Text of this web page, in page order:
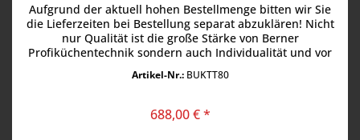
Aufgrund der aktuell hohen Bestellmenge bitten wir Sie
die Lieferzeiten bei Bestellung separat abzuklären! Nicht
nur Qualität ist die große Stärke von Berner
Profiküchentechnik sondern auch Individualität und vor
Artikel-Nr.:BUKTT80
688,00 € *